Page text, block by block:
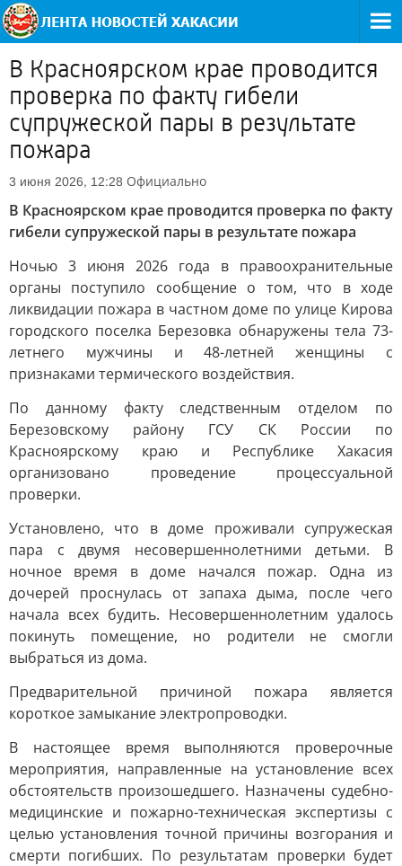
В Красноярском крае проводится
проверка по факту гибели
супружеской пары в результате
пожара
3 июня 2026, 12:28 Официально
В Красноярском крае проводится проверка по факту
гибели супружеской пары в результате пожара
Ночью 3 июня 2026 года в правоохранительные
органы поступило сообщение о том, что в ходе
ликвидации пожара в частном доме по улице Кирова
городского поселка Березовка обнаружены тела 73-
летнего мужчины и 48-летней женщины с
признаками термического воздействия.
По данному факту следственным отделом по
Березовскому району ГСУ СК России по
Красноярскому краю и Республике Хакасия
организовано проведение процессуальной
проверки.
Установлено, что в доме проживали супружеская
пара с двумя несовершеннолетними детьми. В
ночное время в доме начался пожар. Одна из
дочерей проснулась от запаха дыма, после чего
начала всех будить. Несовершеннолетним удалось
покинуть помещение, но родители не смогли
выбраться из дома.
Предварительной причиной пожара является
короткое замыкание электропроводки.
В настоящее время выполняются проверочные
мероприятия, направленные на установление всех
обстоятельств произошедшего. Назначены судебно-
медицинские и пожарно-техническая экспертизы с
целью установления точной причины возгорания и
смерти погибших. По результатам проверки будет